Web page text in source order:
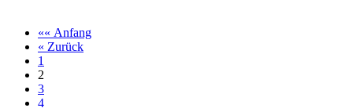
«« Anfang
« Zurück
1
2
3
4